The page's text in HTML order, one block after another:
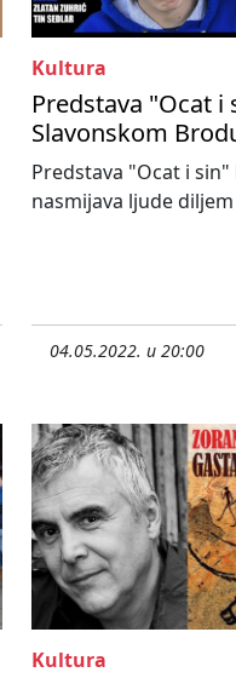
Kultura
Predstava "Ocat i
Slavonskom
Predstava "Ocat i sin"
nasmijava ljude diljem
04.05.2022. u 20:00
Kultura